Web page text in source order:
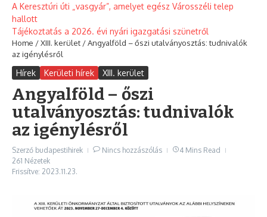
A Keresztúri úti „vasgyár”, amelyet egész Városszéli telep
hallott
Tájékoztatás a 2026. évi nyári igazgatási szünetről
Home /XIII. kerület /Angyalföld – őszi utalványosztás: tudnivalók
az igénylésről
Hírek Kerületi hírek XIII. kerület
Angyalföld – őszi
utalványosztás: tudnivalók
az igénylésről
Szerző budapestihirek Nincs hozzászólás
4 Mins Read
261 Nézetek
Frissítve: 2023.11.23.